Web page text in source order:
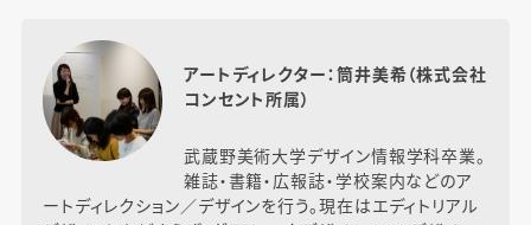
アートディレクター：筒井美希（株式会社
コンセント所属）
武蔵野美術大学デザイン情報学科卒業。
雑誌・書籍・広報誌・学校案内などのア
ートディレクション／デザインを行う。現在はエディトリアル